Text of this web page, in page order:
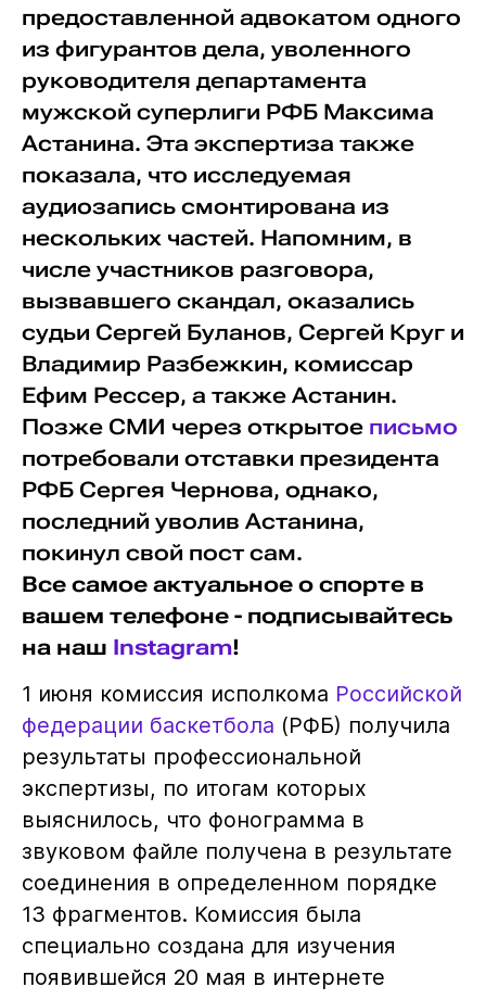
предоставленной адвокатом одного
из фигурантов дела, уволенного
руководителя департамента
мужской суперлиги РФБ Максима
Астанина. Эта экспертиза также
показала, что исследуемая
аудиозапись смонтирована из
нескольких частей. Напомним, в
числе участников разговора,
вызвавшего скандал, оказались
судьи Сергей Буланов, Сергей Круг и
Владимир Разбежкин, комиссар
Ефим Рессер, а также Астанин.
Позже СМИ через открытое письмо
потребовали отставки президента
РФБ Сергея Чернова, однако,
последний уволив Астанина,
покинул свой пост сам.
Все самое актуальное о спорте в
вашем телефоне - подписывайтесь
на наш Instagram!
1 июня комиссия исполкома Российской
федерации баскетбола (РФБ) получила
результаты профессиональной
экспертизы, по итогам которых
выяснилось, что фонограмма в
звуковом файле получена в результате
соединения в определенном порядке
13 фрагментов. Комиссия была
специально создана для изучения
появившейся 20 мая в интернете